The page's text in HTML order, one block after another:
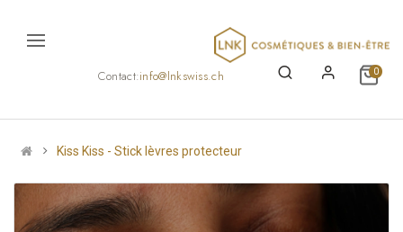
Contact:info@lnkswiss.ch 0
Kiss Kiss - Stick lèvres protecteur